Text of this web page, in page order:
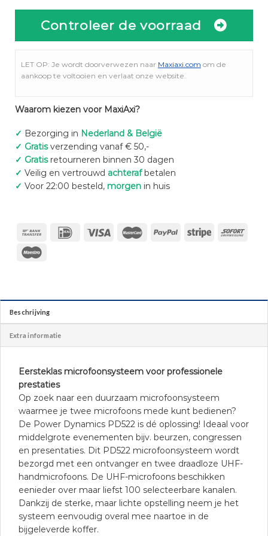
Controleer de voorraad
LET OP: Je wordt doorverwezen naar Maxiaxi.com om de
aankoop te voltooien en verlaat onze website.
Waarom kiezen voor MaxiAxi?
✓ Bezorging in Nederland & België
✓ Gratisverzending vanaf € 50,-
✓ Gratisretourneren binnen 30 dagen
✓ Veilig en vertrouwd achterafbetalen
✓ Voor 22:00 besteld, morgenin huis
Beschrijving
Extra informatie
Eersteklas microfoonsysteem voor professionele
prestaties
Op zoek naar een duurzaam microfoonsysteem
waarmee je twee microfoons mede kunt bedienen?
De Power Dynamics PD522 is dé oplossing! Ideaal voor
middelgrote evenementen bijv. beurzen, congressen
en presentaties. Dit PD522 microfoonsysteem wordt
bezorgd met een ontvanger en twee draadloze UHF-
handmicrofoons. De UHF-microfoons beschikken
eenieder over maar liefst 100 selecteerbare kanalen.
Dankzij de sterke, maar lichte opstelling neem je het
systeem eenvoudig overal mee naartoe in de
bijgeleverde koffer.